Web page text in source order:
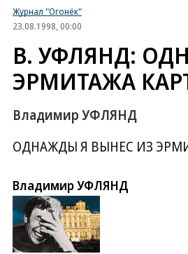
Журнал "Огонёк"
23.08.1998, 00:00
В. УФЛЯНД:
ЭРМИТАЖА
Владимир УФЛЯНД
ОДНАЖДЫ Я ВЫНЕС ИЗ
Владимир УФЛЯНД